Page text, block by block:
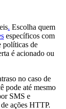
. Escolha quem
específicos com
políticas de
é acionado ou
no caso de
pode até mesmo
SMS e
ações HTTP.